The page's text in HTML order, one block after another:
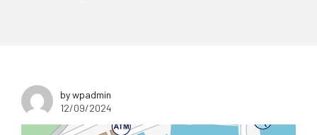
by wpadmin
12/09/2024